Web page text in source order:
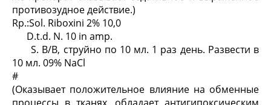
противозудное действие.)
Rp.:Sol. Riboxini 2% 10,0
D.t.d. N. 10 in amp.
S. В/В, струйно по 10 мл. 1 раз день. Развести в
10 мл. 09% NaCl
#
(Оказывает положительное влияние на обменные
процессы в тканях, обладает антигипоксическим